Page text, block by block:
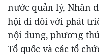
nước quản lý, Nhân
hội đi đôi với phát
nội dung, phương
Tổ quốc và các tổ